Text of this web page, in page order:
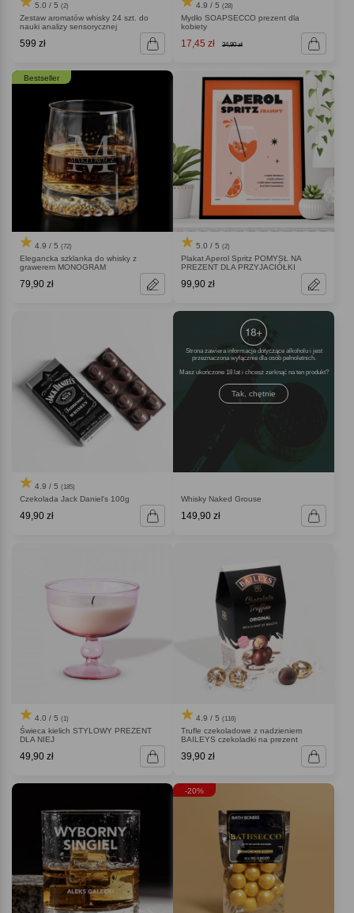
5.0 / 5 (2)
Zestaw aromatów whisky 24 szt. do
nauki analizy sensorycznej
599 zł
4.9 / 5 (28)
Mydło SOAPSECCO prezent dla
kobiety
17,45 zł 34,90 zł
Bestseller
4.9 / 5 (72)
Elegancka szklanka do whisky z
grawerem MONOGRAM
79,90 zł
5.0 / 5 (2)
Plakat Aperol Spritz POMYSŁ NA
PREZENT DLA PRZYJACIÓŁKI
99,90 zł
4.9 / 5 (185)
Czekolada Jack Daniel's 100g
49,90 zł
Strona zawiera informacje dotyczące alkoholu i jest
przeznaczona wyłącznie dla osób pełnoletnich.
Masz ukończone 18 lat i chcesz zerknąć na ten produkt
Tak, chętnie
Whisky Naked Grouse
149,90 zł
4.0 / 5 (1)
Świeca kielich STYLOWY PREZENT
DLA NIEJ
49,90 zł
4.9 / 5 (116)
Trufle czekoladowe z nadzieniem
BAILEYS czekoladki na prezent
39,90 zł
-20%